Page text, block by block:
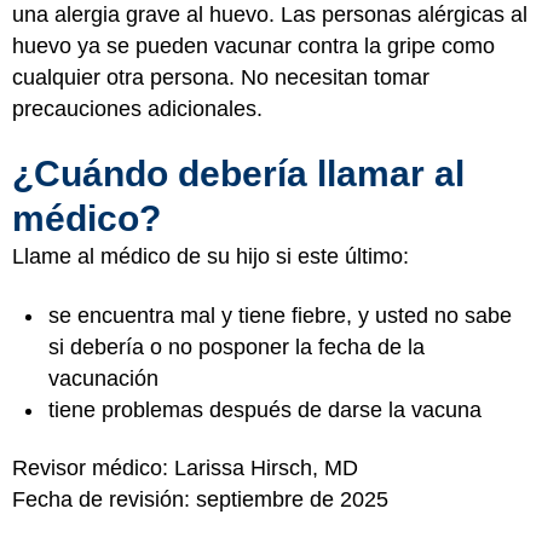
una alergia grave al huevo. Las personas alérgicas al
huevo ya se pueden vacunar contra la gripe como
cualquier otra persona. No necesitan tomar
precauciones adicionales.
¿Cuándo debería llamar al
médico?
Llame al médico de su hijo si este último:
se encuentra mal y tiene fiebre, y usted no sabe
si debería o no posponer la fecha de la
vacunación
tiene problemas después de darse la vacuna
Revisor médico: Larissa Hirsch, MD
Fecha de revisión: septiembre de 2025